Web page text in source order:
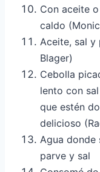
Con aceite
caldo
Aceite, sal y
Blager)
Cebolla
lento con
que estén
delicioso
Agua donde
parve y sal